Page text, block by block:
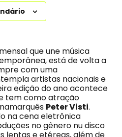
que une música
está de volta a
com uma
artistas nacionais e
edição do ano acontece
tem como atração
Peter Visti.
na cena eletrônica
no gênero nu disco